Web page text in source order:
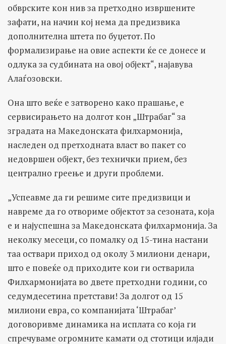
обврските кон нив за претходно извршените
зафати, на начин кој нема да предизвика
дополнителна штета по буџетот. По
формализирање на овие аспекти ќе се донесе и
одлука за судбината на овој објект“, најавува
Алаѓозовски.
Она што веќе е затворено како прашање, е
сервисирањето на долгот кон „Штрабаг“ за
зградата на Македонската филхармонија,
наследен од претходната власт во пакет со
недовршен објект, без технички прием, без
централно греење и други проблеми.
„Успеавме да ги решиме сите предизвици и
навреме да го отвориме објектот за сезоната, која
е и најуспешна за Македонската филхармонија. За
неколку месеци, со помалку од 15-тина настани
таа оствари приход од околу 3 милиони денари,
што е повеќе од приходите кои ги остварила
Филхармонијата во двете претходни години, со
седумдесетина претстави! За долгот од 15
милиони евра, со компанијата ‘Штрабаг’
договоривме динамика на исплата со која ги
спречуваме огромните камати од стотици илјади